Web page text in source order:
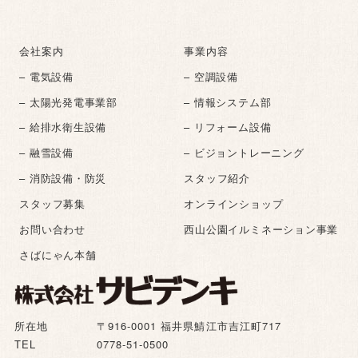
所在地
〒916-0001 福井県鯖江市吉江町717
TEL
0778-51-0500
会社案内
事業内容
– 電気設備
– 空調設備
– 太陽光発電事業部
– 情報システム部
– 給排水衛生設備
– リフォーム設備
– 融雪設備
– ビジョントレーニング
– 消防設備・防災
スタッフ紹介
スタッフ募集
オンラインショップ
お問い合わせ
西山公園イルミネーション事業
さばにゃん本舗